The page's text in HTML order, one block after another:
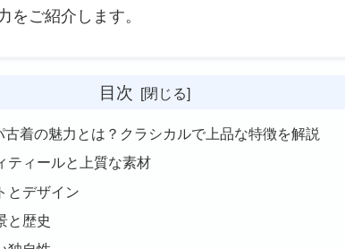
ご紹介します。
目次
古着の魅力とは？クラシカルで上品な特徴を解説
ティールと上質な素材
とデザイン
と歴史